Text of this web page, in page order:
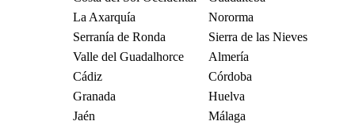
La Axarquía
Nororma
Serranía de Ronda
Sierra de las Nieves
Valle del Guadalhorce
Almería
Cádiz
Córdoba
Granada
Huelva
Jaén
Málaga